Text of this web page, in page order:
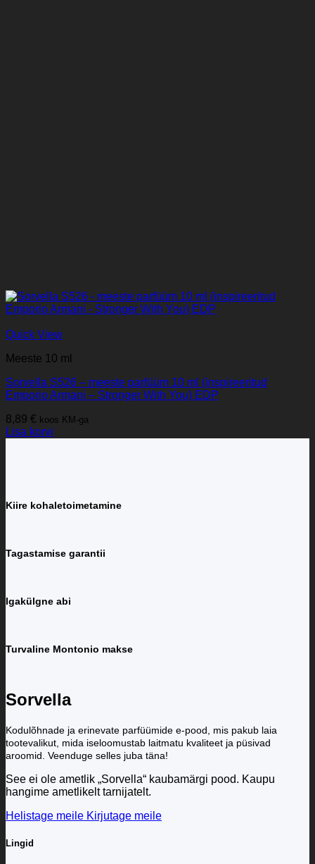
Quick View
Meeste 10 ml
Sorvella S526 – meeste parfüüm 10 ml (inspireeritud
Emporio Armani – Stronger With You) EDP
8,89 € koos KM-ga
Lisa korvi
Kiire kohaletoimetamine
Tagastamise garantii
Igakülgne abi
Turvaline Montonio makse
Sorvella
Kodulõhnade ja erinevate parfüümide e-pood, mis pakub laia
tootevalikut, mida iseloomustab laitmatu kvaliteet ja püsivad
aroomid. Veenduge selles juba täna!
See ei ole ametlik „Sorvella“ kaubamärgi pood. Kaupu
hangime ametlikelt tarnijatelt.
Helistage meile Kirjutage meile
Lingid